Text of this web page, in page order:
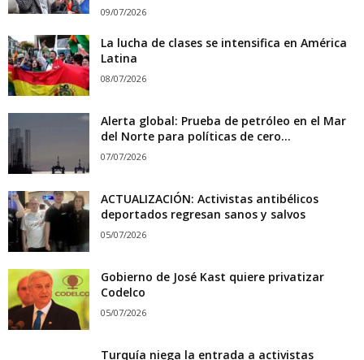
09/07/2026
La lucha de clases se intensifica en América
Latina
08/07/2026
Alerta global: Prueba de petróleo en el Mar
del Norte para políticas de cero...
07/07/2026
ACTUALIZACIÓN: Activistas antibélicos
deportados regresan sanos y salvos
05/07/2026
Gobierno de José Kast quiere privatizar
Codelco
05/07/2026
Turquía niega la entrada a activistas